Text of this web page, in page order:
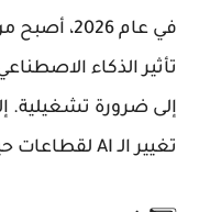
في عام
تأثير الذكاء
إلى ضرورة تشغيلية.
تغيير الـ AI لقطاعات حيوية: